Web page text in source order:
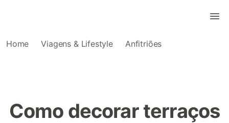
Home Viagens & Lifestyle Anfitriões
Como decorar terraços